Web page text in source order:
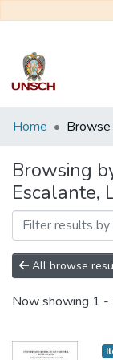
Communities
Collections
All of DSpace
Home
Browsing
Escalante,
All browse
Now showing 1 -